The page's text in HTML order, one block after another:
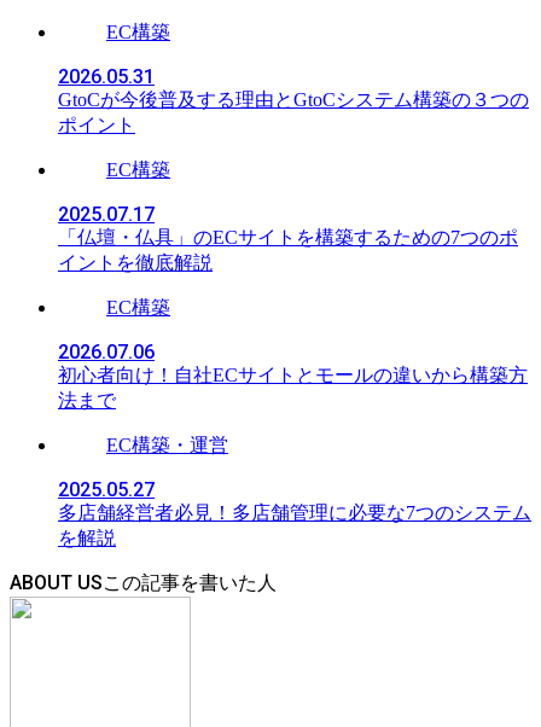
EC構築
2026.05.31
GtoCが今後普及する理由とGtoCシステム構築の３つの
ポイント
EC構築
2025.07.17
「仏壇・仏具」のECサイトを構築するための7つのポ
イントを徹底解説
EC構築
2026.07.06
初心者向け！自社ECサイトとモールの違いから構築方
法まで
EC構築・運営
2025.05.27
多店舗経営者必見！多店舗管理に必要な7つのシステム
を解説
ABOUT US